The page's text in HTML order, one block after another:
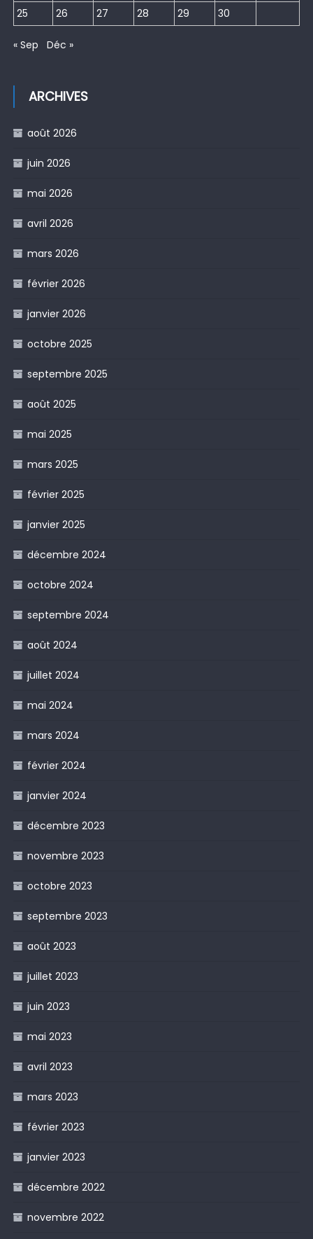
25 26 27 28 29 30
« Sep Déc »
ARCHIVES
août 2026
juin 2026
mai 2026
avril 2026
mars 2026
février 2026
janvier 2026
octobre 2025
septembre 2025
août 2025
mai 2025
mars 2025
février 2025
janvier 2025
décembre 2024
octobre 2024
septembre 2024
août 2024
juillet 2024
mai 2024
mars 2024
février 2024
janvier 2024
décembre 2023
novembre 2023
octobre 2023
septembre 2023
août 2023
juillet 2023
juin 2023
mai 2023
avril 2023
mars 2023
février 2023
janvier 2023
décembre 2022
novembre 2022